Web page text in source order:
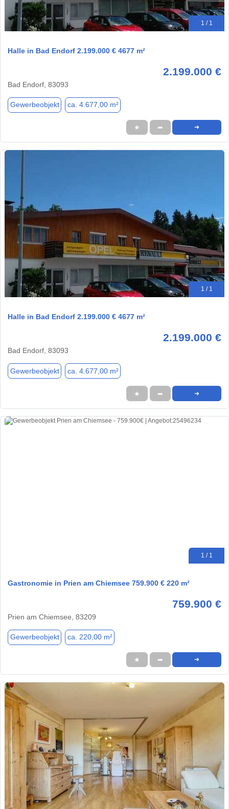
1 / 1
Halle in Bad Endorf 2.199.000 € 4677 m²
2.199.000 €
Bad Endorf, 83093
Gewerbeobjekt ca. 4.677,00 m²
★ ➦ ➜
1 / 1
Halle in Bad Endorf 2.199.000 € 4677 m²
2.199.000 €
Bad Endorf, 83093
Gewerbeobjekt ca. 4.677,00 m²
★ ➦ ➜
1 / 1
Gastronomie in Prien am Chiemsee 759.900 € 220 m²
759.900 €
Prien am Chiemsee, 83209
Gewerbeobjekt ca. 220,00 m²
★ ➦ ➜